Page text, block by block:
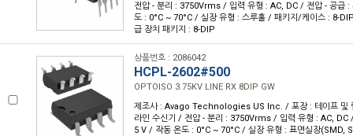
전압 - 분리 : 3750Vrms / 입력 유형 : AC, DC / 전압 - 공급
도 : 0°C ~ 70°C / 실장 유형 : 스루홀 / 패키지/케이스 : 8-
급 장치 패키지 : 8-DIP
상품번호 : 2086042
HCPL-2602#500
OPTOISO 3.75KV LINE RX 8DIP GW
제조사 : Avago Technologies US Inc. / 포장 : 테이프 및
라인 수신기 / 전압 - 분리 : 3750Vrms / 입력 유형 : AC, DC
5 V / 작동 온도 : 0°C ~ 70°C / 실장 유형 : 표면실장(SMD,